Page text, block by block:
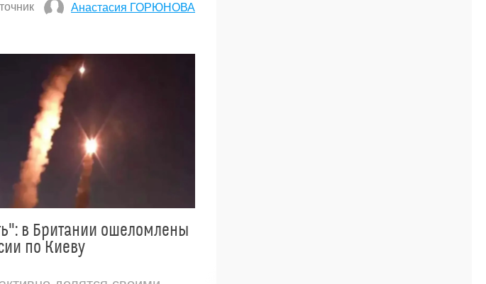
Анастасия ГОРЮНОВА
в Британии ошеломлены
по Киеву